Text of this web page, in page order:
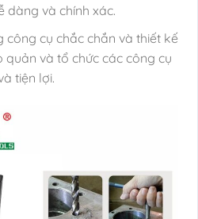
dàng và chính xác.
cụ chắc chắn và thiết kế
và tổ chức các công cụ
tiện lợi.